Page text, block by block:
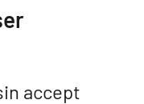
accept